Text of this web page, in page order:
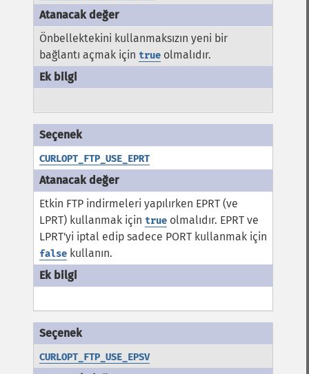
Önbellektekini kullanmaksızın yeni bir
bağlantı açmak için true olmalıdır.
CURLOPT_FTP_USE_EPRT
Etkin FTP indirmeleri yapılırken EPRT (ve
LPRT) kullanmak için true olmalıdır. EPRT ve
LPRT'yi iptal edip sadece PORT kullanmak için
false kullanın.
CURLOPT_FTP_USE_EPSV